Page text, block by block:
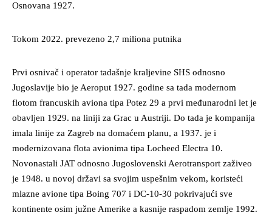
Osnovana 1927.
Tokom 2022. prevezeno 2,7 miliona putnika
Prvi osnivač i operator tadašnje kraljevine SHS odnosno
Jugoslavije bio je Aeroput 1927. godine sa tada modernom
flotom francuskih aviona tipa Potez 29 a prvi međunarodni let je
obavljen 1929. na liniji za Grac u Austriji. Do tada je kompanija
imala linije za Zagreb na domaćem planu, a 1937. je i
modernizovana flota avionima tipa Locheed Electra 10.
Novonastali JAT odnosno Jugoslovenski Aerotransport zaživeo
je 1948. u novoj državi sa svojim uspešnim vekom, koristeći
mlazne avione tipa Boing 707 i DC-10-30 pokrivajući sve
kontinente osim južne Amerike a kasnije raspadom zemlje 1992.